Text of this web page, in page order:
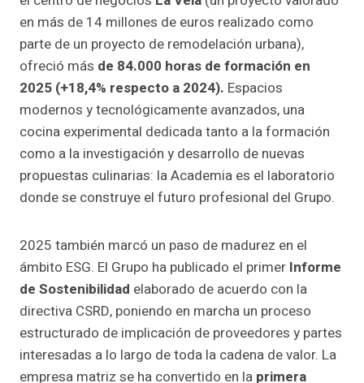
en más de 14 millones de euros realizado como
parte de un proyecto de remodelación urbana),
ofreció más de 84.000 horas de formación en
2025 (+18,4% respecto a 2024). Espacios
modernos y tecnológicamente avanzados, una
cocina experimental dedicada tanto a la formación
como a la investigación y desarrollo de nuevas
propuestas culinarias: la Academia es el laboratorio
donde se construye el futuro profesional del Grupo.
2025 también marcó un paso de madurez en el
ámbito ESG. El Grupo ha publicado el primer Informe
de Sostenibilidad elaborado de acuerdo con la
directiva CSRD, poniendo en marcha un proceso
estructurado de implicación de proveedores y partes
interesadas a lo largo de toda la cadena de valor. La
empresa matriz se ha convertido en la primera